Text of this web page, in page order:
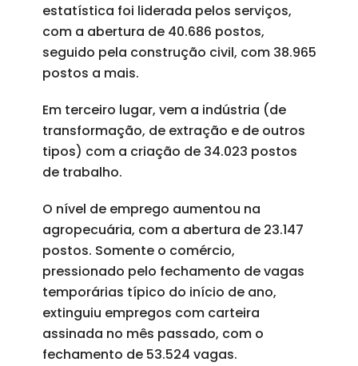
estatística foi liderada pelos serviços,
com a abertura de 40.686 postos,
seguido pela construção civil, com 38.965
postos a mais.
Em terceiro lugar, vem a indústria (de
transformação, de extração e de outros
tipos) com a criação de 34.023 postos
de trabalho.
O nível de emprego aumentou na
agropecuária, com a abertura de 23.147
postos. Somente o comércio,
pressionado pelo fechamento de vagas
temporárias típico do início de ano,
extinguiu empregos com carteira
assinada no mês passado, com o
fechamento de 53.524 vagas.